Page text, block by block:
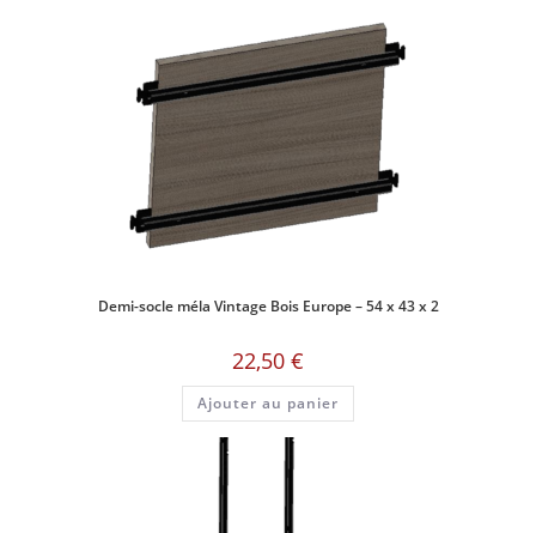
Demi-socle méla Vintage Bois Europe – 54 x 43 x 2
22,50 €
Ajouter au panier